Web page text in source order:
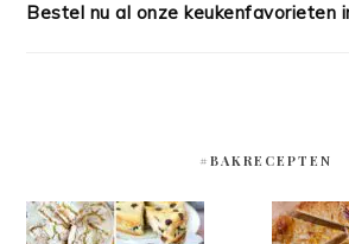
Bestel nu al onze keukenfavorieten
#BAKRECEPTEN